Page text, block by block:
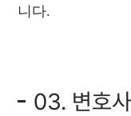
니다.
03. 변호